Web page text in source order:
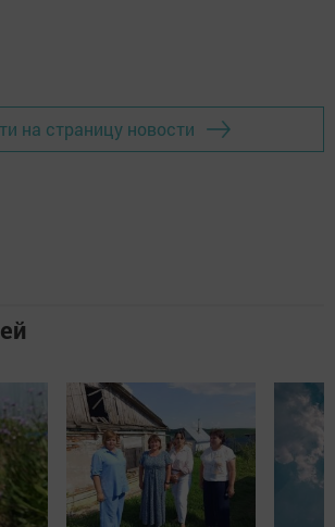
на страницу новости